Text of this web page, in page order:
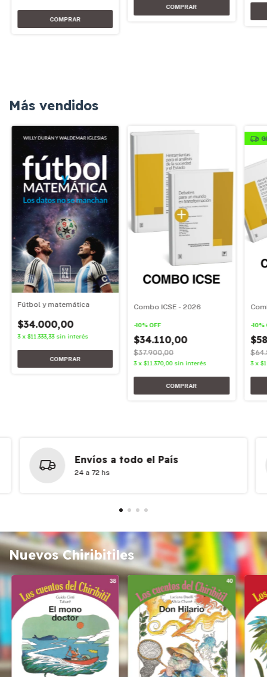
Más vendidos
Fútbol y matemática
$34.000,00
3 x $11.333,33 sin interés
Combo ICSE - 2026
-10%OFF
$34.110,00
$37.900,00
3 x$11.370,00 sin interés
-10%
3 x
Envíos a todo el País
24 a 72 hs
Nuevos Chiribitiles